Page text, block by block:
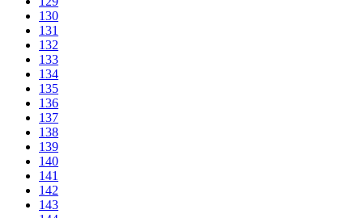
130
131
132
133
134
135
136
137
138
139
140
141
142
143